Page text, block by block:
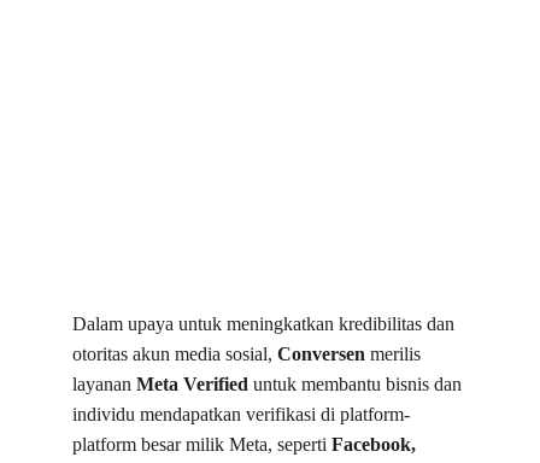
Dalam upaya untuk meningkatkan kredibilitas dan
otoritas akun media sosial, Conversen merilis
layanan Meta Verified untuk membantu bisnis dan
individu mendapatkan verifikasi di platform-
platform besar milik Meta, seperti Facebook,